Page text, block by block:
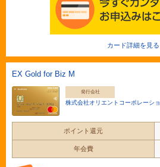
カード詳細を見る
EX Gold for Biz M
発行会社
株式会社オリエントコーポレーシ
ポイント還元
年会費